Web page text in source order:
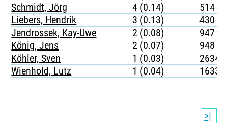
Schmidt, Jörg
4 (0.14)
514
Liebers, Hendrik
3 (0.13)
430
Jendrossek, Kay-Uwe
2 (0.08)
947
König, Jens
2 (0.07)
948
Köhler, Sven
1 (0.03)
2634
Wienhold, Lutz
1 (0.04) 1633
>|